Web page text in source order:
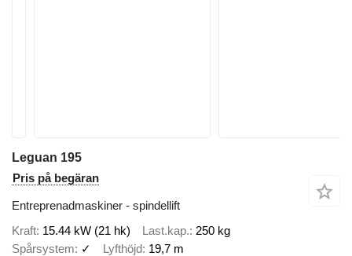
Leguan 195
Pris på begäran
Entreprenadmaskiner - spindellift
Kraft 15.44 kW (21 hk) Last.kap. 250 kg
Spårsystem
✓ Lyfthöjd 19,7 m